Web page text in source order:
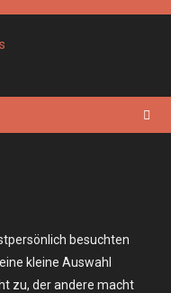
besuchten
kleine Auswahl
zu, der andere macht